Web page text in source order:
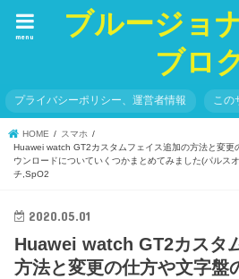
ブルージョ
ブロ
menu
プライバシーポリシー、運営者情報 この
HOME
スマホ
Huawei watch GT2カスタムフェイス追加の方法と変更
ウンロードについていくつかまとめてみました(パルス
チ,SpO2
2020.05.01
Huawei watch GT2カスタ
方法と変更の仕方や文字盤